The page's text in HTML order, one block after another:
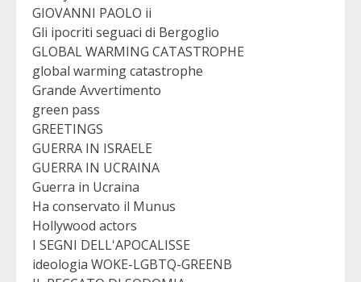
GIOVANNI PAOLO ii
Gli ipocriti seguaci di Bergoglio
GLOBAL WARMING CATASTROPHE
global warming catastrophe
Grande Avvertimento
green pass
GREETINGS
GUERRA IN ISRAELE
GUERRA IN UCRAINA
Guerra in Ucraina
Ha conservato il Munus
Hollywood actors
I SEGNI DELL'APOCALISSE
ideologia WOKE-LGBTQ-GREENB